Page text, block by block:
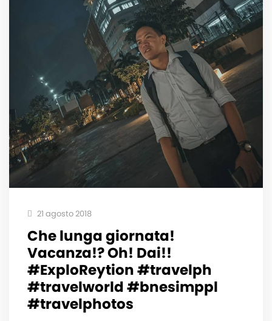
21 agosto 2018
Che lunga giornata!
Vacanza!? Oh! Dai!!
#ExploReytion #travelph
#travelworld #bnesimppl
#travelphotos